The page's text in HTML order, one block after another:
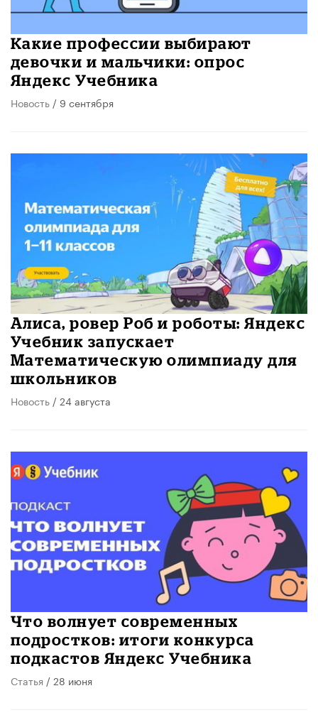
Какие профессии выбирают
девочки и мальчики: опрос
Яндекс Учебника
Новость / 9 сентября
Алиса, ровер Роб и роботы: Яндекс
Учебник запускает
Математическую олимпиаду для
школьников
Новость / 24 августа
Что волнует современных
подростков: итоги конкурса
подкастов Яндекс Учебника
Статья / 28 июня